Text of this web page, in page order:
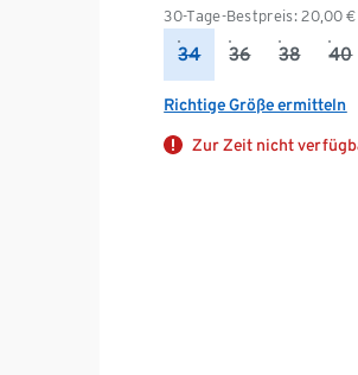
30-Tage-Bestpreis: 20,00 €
34 36 38 40
Richtige Größe ermitteln
Zur Zeit nicht